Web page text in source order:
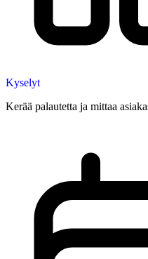
Kyselyt
Kerää palautetta ja mittaa